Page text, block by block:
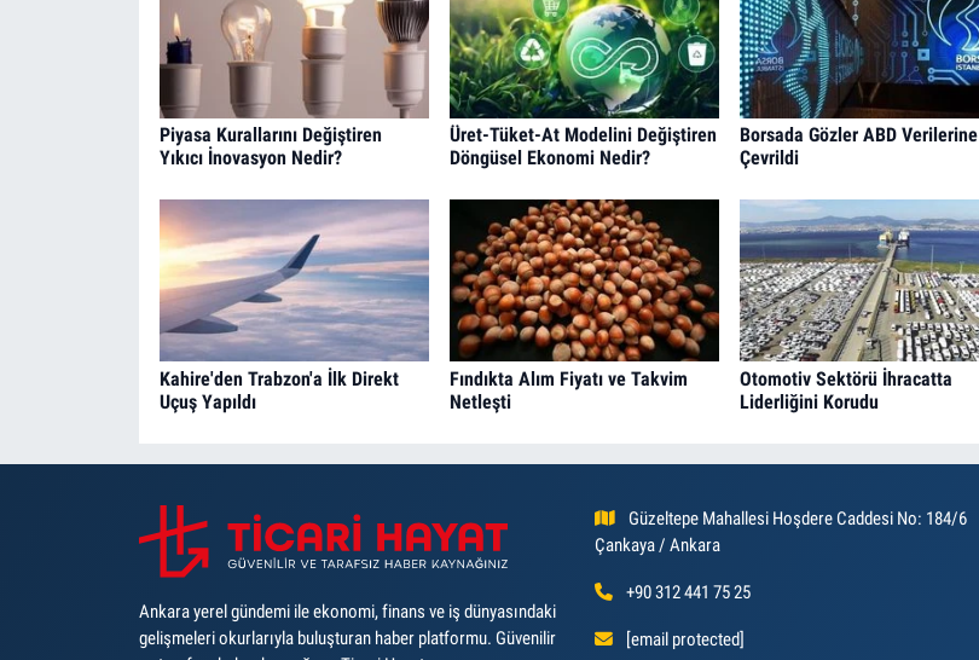
Piyasa Kurallarını Değiştiren
Yıkıcı İnovasyon Nedir?
Üret-Tüket-At Modelini Değiştiren
Döngüsel Ekonomi Nedir?
Borsada Gözler ABD Verilerine
Çevrildi
Kahire'den Trabzon'a İlk Direkt
Uçuş Yapıldı
Fındıkta Alım Fiyatı ve Takvim
Netleşti
Otomotiv Sektörü İhracatta
Liderliğini Korudu
Ankara yerel gündemi ile ekonomi, finans ve iş dünyasındaki
gelişmeleri okurlarıyla buluşturan haber platformu. Güvenilir
Güzeltepe Mahallesi Hoşdere Caddesi No: 184/6
Çankaya / Ankara
+90 312 441 75 25
[email protected]